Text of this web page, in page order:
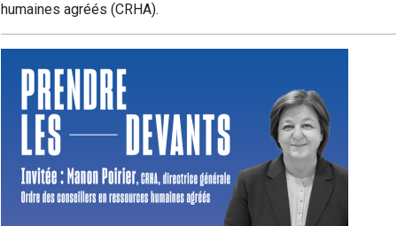
humaines agréés (CRHA).